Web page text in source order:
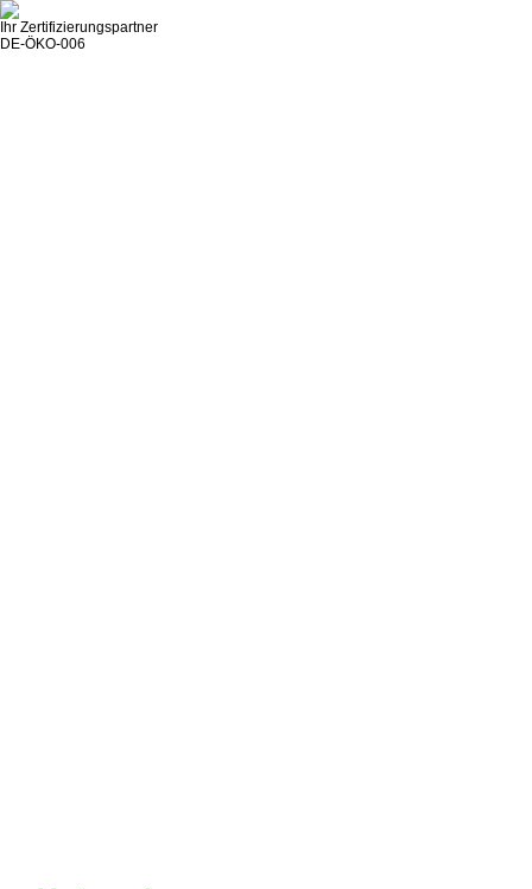
Ihr Zertifizierungspartner
DE-ÖKO-006